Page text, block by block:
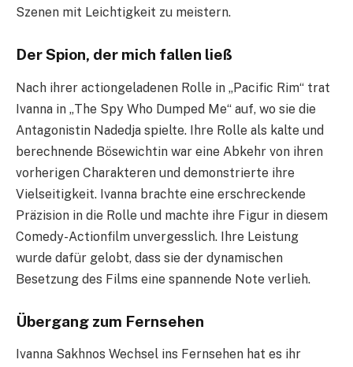
Szenen mit Leichtigkeit zu meistern.
Der Spion, der mich fallen ließ
Nach ihrer actiongeladenen Rolle in „Pacific Rim“ trat
Ivanna in „The Spy Who Dumped Me“ auf, wo sie die
Antagonistin Nadedja spielte. Ihre Rolle als kalte und
berechnende Bösewichtin war eine Abkehr von ihren
vorherigen Charakteren und demonstrierte ihre
Vielseitigkeit. Ivanna brachte eine erschreckende
Präzision in die Rolle und machte ihre Figur in diesem
Comedy-Actionfilm unvergesslich. Ihre Leistung
wurde dafür gelobt, dass sie der dynamischen
Besetzung des Films eine spannende Note verlieh.
Übergang zum Fernsehen
Ivanna Sakhnos Wechsel ins Fernsehen hat es ihr